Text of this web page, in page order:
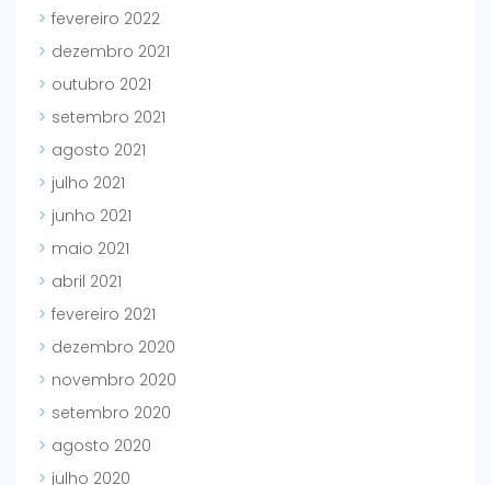
fevereiro 2022
dezembro 2021
outubro 2021
setembro 2021
agosto 2021
julho 2021
junho 2021
maio 2021
abril 2021
fevereiro 2021
dezembro 2020
novembro 2020
setembro 2020
agosto 2020
julho 2020